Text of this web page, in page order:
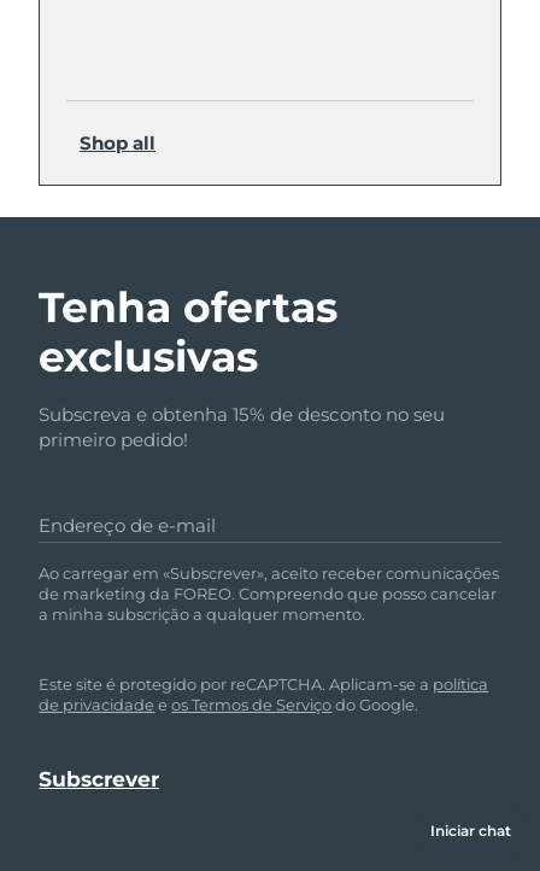
Shop all
Tenha ofertas
exclusivas
Subscreva e obtenha 15% de desconto no seu
primeiro pedido!
Endereço de e-mail
Ao carregar em «Subscrever», aceito receber comunicações
de marketing da FOREO. Compreendo que posso cancelar
a minha subscrição a qualquer momento.
Este site é protegido por reCAPTCHA. Aplicam-se a política
de privacidade eos Termos de Serviçodo Google.
Iniciar chat